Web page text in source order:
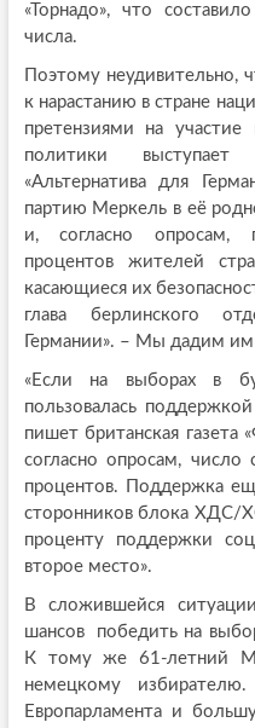
«Торнадо», что
числа.
Поэтому неудивительно,
к нарастанию в стране
претензиями на участие
политики выступает
«Альтернатива для
партию Меркель в её
и, согласно опросам,
процентов жителей
касающиеся их
глава берлинского
Германии». – Мы дадим
«Если на выборах в
пользовалась
пишет британская газета
согласно опросам, число
процентов. Поддержка
сторонников блока ХДС/
проценту поддержки
второе место».
В сложившейся
шансов победить на
К тому же 61-летний
немецкому
Европарламента и